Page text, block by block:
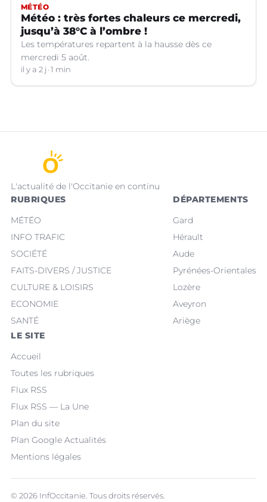
MÉTÉO
Météo : très fortes chaleurs ce mercredi,
jusqu’à 38°C à l’ombre !
Les températures repartent à la hausse dès ce
mercredi 5 août.
il y a 2 j 1 min
L'actualité de l'Occitanie en continu
RUBRIQUES
MÉTÉO
INFO TRAFIC
SOCIÉTÉ
FAITS-DIVERS / JUSTICE
CULTURE & LOISIRS
ECONOMIE
SANTÉ
DÉPARTEMENTS
Gard
Hérault
Aude
Pyrénées-Orientales
Lozère
Aveyron
Ariège
LE SITE
Accueil
Toutes les rubriques
Flux RSS
Flux RSS — La Une
Plan du site
Plan Google Actualités
Mentions légales
© 2026 InfOccitanie. Tous droits réservés.